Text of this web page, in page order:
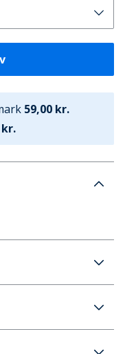
59,00 kr.
kr.
Flex